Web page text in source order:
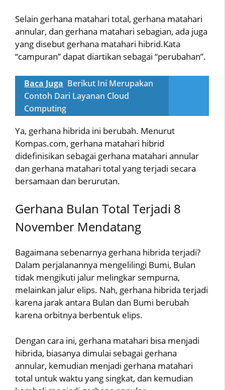
Selain gerhana matahari total, gerhana matahari
annular, dan gerhana matahari sebagian, ada juga
yang disebut gerhana matahari hibrid.Kata
“campuran” dapat diartikan sebagai “perubahan”.
Baca Juga Berikut Ini Merupakan
Contoh Dari Layanan Cloud
Computing
Ya, gerhana hibrida ini berubah. Menurut
Kompas.com, gerhana matahari hibrid
didefinisikan sebagai gerhana matahari annular
dan gerhana matahari total yang terjadi secara
bersamaan dan berurutan.
Gerhana Bulan Total Terjadi 8
November Mendatang
Bagaimana sebenarnya gerhana hibrida terjadi?
Dalam perjalanannya mengelilingi Bumi, Bulan
tidak mengikuti jalur melingkar sempurna,
melainkan jalur elips. Nah, gerhana hibrida terjadi
karena jarak antara Bulan dan Bumi berubah
karena orbitnya berbentuk elips.
Dengan cara ini, gerhana matahari bisa menjadi
hibrida, biasanya dimulai sebagai gerhana
annular, kemudian menjadi gerhana matahari
total untuk waktu yang singkat, dan kemudian